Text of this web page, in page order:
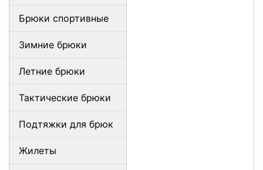
Брюки спортивные
Зимние брюки
Летние брюки
Тактические брюки
Подтяжки для брюк
Жилеты